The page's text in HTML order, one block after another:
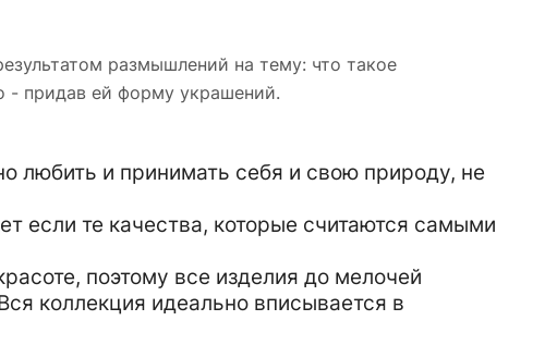
размышлений на тему: что такое
- придав ей форму украшений.
любить и принимать себя и свою природу, не
если те качества, которые считаются самыми
поэтому все изделия до мелочей
коллекция идеально вписывается в